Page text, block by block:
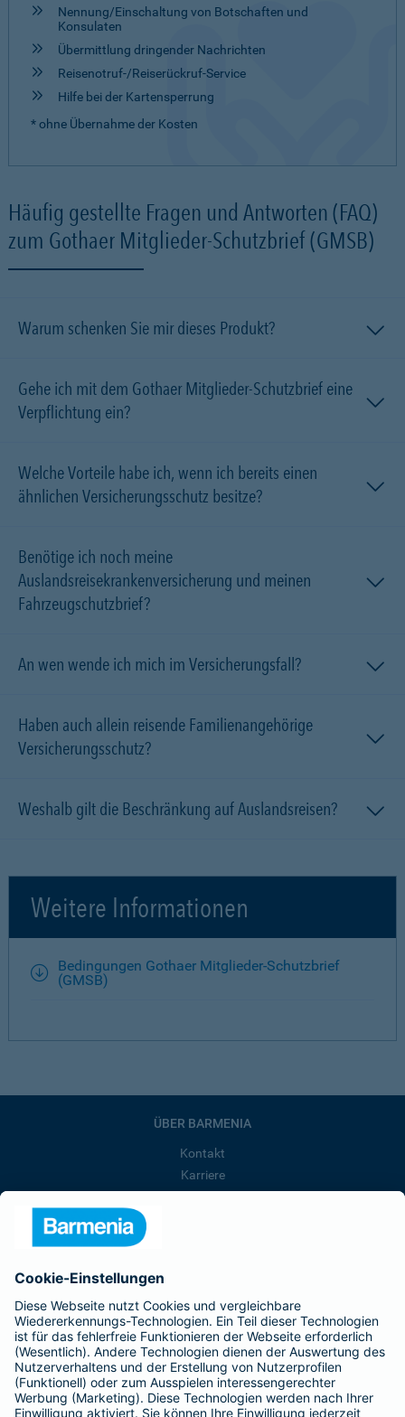
Nennung/Einschaltung von Botschaften und
Konsulaten
Übermittlung dringender Nachrichten
Reisenotruf-/Reiserückruf-Service
Hilfe bei der Kartensperrung
* ohne Übernahme der Kosten
Häufig gestellte Fragen und Antworten (FAQ)
zum Gothaer Mitglieder-Schutzbrief (GMSB)
Warum schenken Sie mir dieses Produkt?
Gehe ich mit dem Gothaer Mitglieder-Schutzbrief eine
Verpflichtung ein?
Welche Vorteile habe ich, wenn ich bereits einen
ähnlichen Versicherungsschutz besitze?
Benötige ich noch meine
Auslandsreisekrankenversicherung und meinen
Fahrzeugschutzbrief?
An wen wende ich mich im Versicherungsfall?
Haben auch allein reisende Familien­angehörige
Versicherungsschutz?
Weshalb gilt die Beschränkung auf Auslandsreisen?
Weitere Informationen
Bedingungen Gothaer Mitglieder-Schutzbrief
(GMSB)
ÜBER BARMENIA
Kontakt
Karriere
Barmenia ist Teil der BarmeniaGothaer
BELIEBTE SEITEN
Kranken-Zusatzversicherung
Tierversicherungen
Haftpflichtversicherung